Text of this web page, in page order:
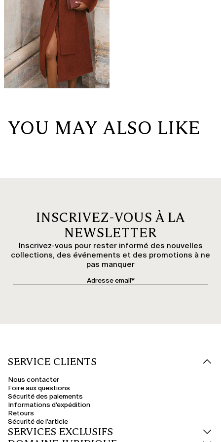
YOU MAY ALSO LIKE
INSCRIVEZ-VOUS À LA
NEWSLETTER
Inscrivez-vous pour rester informé des nouvelles
collections, des événements et des promotions à ne
pas manquer
SERVICE CLIENTS
Nous contacter
Foire aux questions
Sécurité des paiements
Informations d'expédition
Retours
Sécurité de l’article
SERVICES EXCLUSIFS